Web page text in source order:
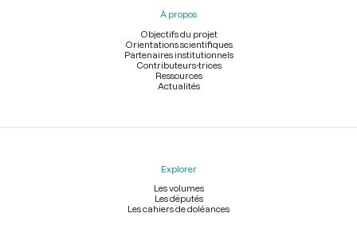
À propos
Objectifs du projet
Orientations scientifiques
Partenaires institutionnels
Contributeurs-trices
Ressources
Actualités
Explorer
Les volumes
Les députés
Les cahiers de doléances